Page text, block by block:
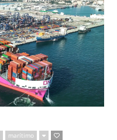
marítimo